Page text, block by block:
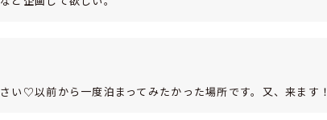
い♡以前から一度泊まってみたかった場所です。又、来ます！